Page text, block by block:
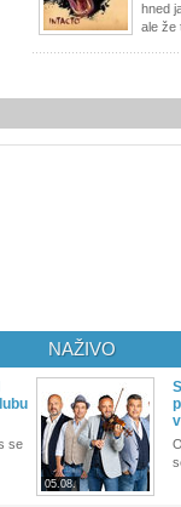
hned
ale že
se
NAŽIVO
05.08.